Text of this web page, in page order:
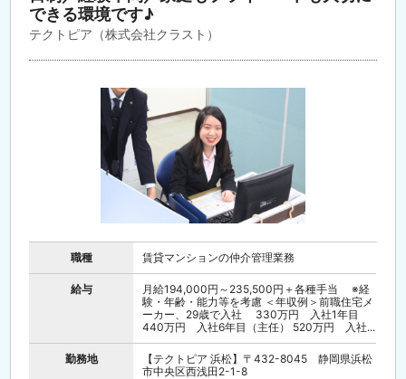
できる環境です♪
テクトピア（株式会社クラスト）
職種 賃貸マンションの仲介管理業務
給与
月給194,000円～235,500円＋各種手当 ※経
験・年齢・能力等を考慮 ＜年収例＞前職住宅メ
ーカー、29歳で入社 330万円 入社1年目
440万円 入社6年目（主任） 520万円 入社...
勤務地
【テクトピア 浜松】〒432-8045 静岡県浜松
市中央区西浅田2-1-8